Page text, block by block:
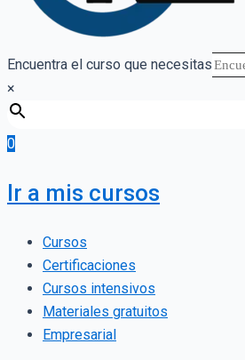
Encuentra el curso que necesitas
×
0
Ir a mis cursos
Cursos
Certificaciones
Cursos intensivos
Materiales gratuitos
Empresarial